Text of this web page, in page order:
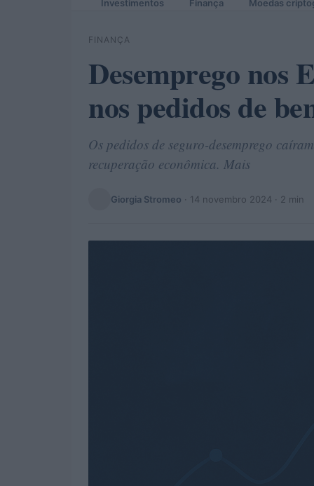
Investimentos Finança Moedas
FINANÇA
Desemprego nos
nos pedidos de
Os pedidos de seguro-desemprego
recuperação econômica. Mais
Giorgia Stromeo · 14 novembro 2024 · 2 min